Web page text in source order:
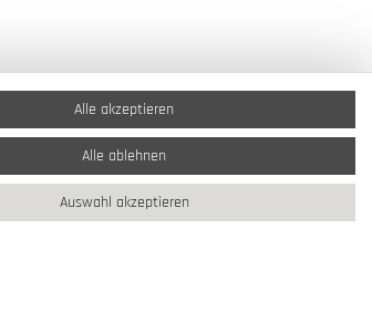
Alle akzeptieren
Alle ablehnen
Auswahl akzeptieren